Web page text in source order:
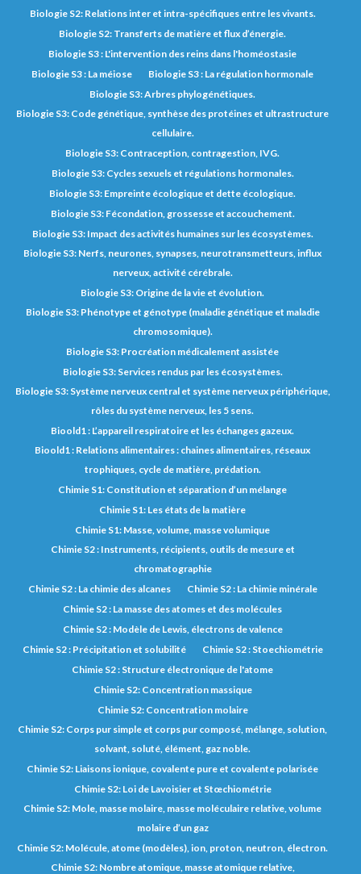
Biologie S2: Relations inter et intra-spécifiques entre les vivants.
Biologie S2: Transferts de matière et flux d’énergie.
Biologie S3 : L'intervention des reins dans l'homéostasie
Biologie S3 : La méiose
Biologie S3 : La régulation hormonale
Biologie S3: Arbres phylogénétiques.
Biologie S3: Code génétique, synthèse des protéines et ultrastructure
cellulaire.
Biologie S3: Contraception, contragestion, IVG.
Biologie S3: Cycles sexuels et régulations hormonales.
Biologie S3: Empreinte écologique et dette écologique.
Biologie S3: Fécondation, grossesse et accouchement.
Biologie S3: Impact des activités humaines sur les écosystèmes.
Biologie S3: Nerfs, neurones, synapses, neurotransmetteurs, influx
nerveux, activité cérébrale.
Biologie S3: Origine de la vie et évolution.
Biologie S3: Phénotype et génotype (maladie génétique et maladie
chromosomique).
Biologie S3: Procréation médicalement assistée
Biologie S3: Services rendus par les écosystèmes.
Biologie S3: Système nerveux central et système nerveux périphérique,
rôles du système nerveux, les 5 sens.
Bioold1 : L’appareil respiratoire et les échanges gazeux.
Bioold1 : Relations alimentaires : chaines alimentaires, réseaux
trophiques, cycle de matière, prédation.
Chimie S1: Constitution et séparation d’un mélange
Chimie S1: Les états de la matière
Chimie S1: Masse, volume, masse volumique
Chimie S2 : Instruments, récipients, outils de mesure et
chromatographie
Chimie S2 : La chimie des alcanes
Chimie S2 : La chimie minérale
Chimie S2 : La masse des atomes et des molécules
Chimie S2 : Modèle de Lewis, électrons de valence
Chimie S2 : Précipitation et solubilité
Chimie S2 : Stoechiométrie
Chimie S2 : Structure électronique de l'atome
Chimie S2: Concentration massique
Chimie S2: Concentration molaire
Chimie S2: Corps pur simple et corps pur composé, mélange, solution,
solvant, soluté, élément, gaz noble.
Chimie S2: Liaisons ionique, covalente pure et covalente polarisée
Chimie S2: Loi de Lavoisier et Stœchiométrie
Chimie S2: Mole, masse molaire, masse moléculaire relative, volume
molaire d’un gaz
Chimie S2: Molécule, atome (modèles), ion, proton, neutron, électron.
Chimie S2: Nombre atomique, masse atomique relative,